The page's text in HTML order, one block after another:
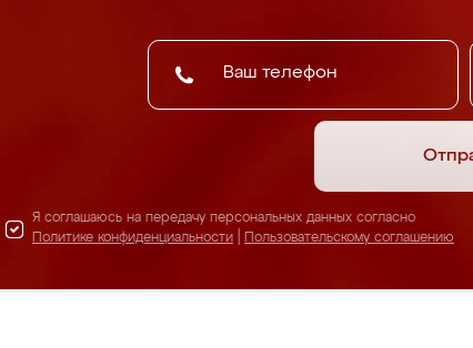
Я соглашаюсь на передачу персональных данных согласно
Политике конфиденциальности
Пользовательскому соглашению